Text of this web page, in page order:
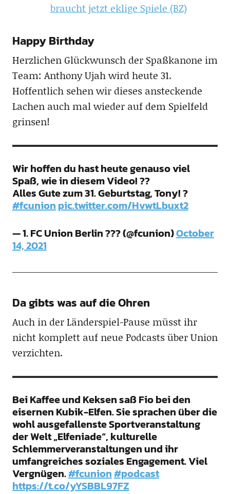
braucht jetzt eklige Spiele (BZ)
Happy Birthday
Herzlichen Glückwunsch der Spaßkanone im
Team: Anthony Ujah wird heute 31.
Hoffentlich sehen wir dieses ansteckende
Lachen auch mal wieder auf dem Spielfeld
grinsen!
Wir hoffen du hast heute genauso viel
Spaß, wie in diesem Video! ??
Alles Gute zum 31. Geburtstag, Tony! ?
#fcunion pic.twitter.com/HvwtLbuxt2
— 1. FC Union Berlin ??? (@fcunion)October
14, 2021
Da gibts was auf die Ohren
Auch in der Länderspiel-Pause müsst ihr
nicht komplett auf neue Podcasts über Union
verzichten.
Bei Kaffee und Keksen saß Fio bei den
eisernen Kubik-Elfen. Sie sprachen über die
wohl ausgefallenste Sportveranstaltung
der Welt „Elfeniade“, kulturelle
Schlemmerveranstaltungen und ihr
umfangreiches soziales Engagement. Viel
Vergnügen.#fcunion#podcast
https://t.co/yYSBBL97FZ